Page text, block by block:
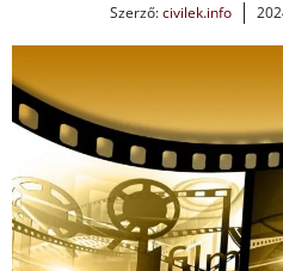
Szerző:civilek.info